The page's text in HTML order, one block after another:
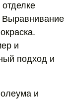
Выравнивание
и
подход и
и